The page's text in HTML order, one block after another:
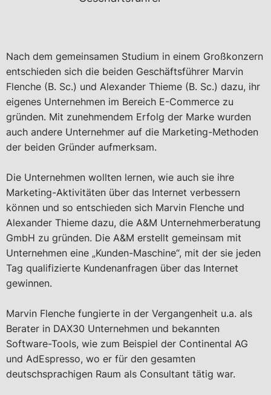
Nach dem gemeinsamen Studium in einem Großkonzern
entschieden sich die beiden Geschäftsführer Marvin
Flenche (B. Sc.) und Alexander Thieme (B. Sc.) dazu, ihr
eigenes Unternehmen im Bereich E-Commerce zu
gründen. Mit zunehmendem Erfolg der Marke wurden
auch andere Unternehmer auf die Marketing-Methoden
der beiden Gründer aufmerksam.
Die Unternehmen wollten lernen, wie auch sie ihre
Marketing-Aktivitäten über das Internet verbessern
können und so entschieden sich Marvin Flenche und
Alexander Thieme dazu, die A&M Unternehmerberatung
GmbH zu gründen. Die A&M erstellt gemeinsam mit
Unternehmen eine „Kunden-Maschine“, mit der sie jeden
Tag qualifizierte Kunden­anfragen über das Internet
gewinnen.
Marvin Flenche fungierte in der Vergangenheit u.a. als
Berater in DAX30 Unternehmen und bekannten
Software-Tools, wie zum Beispiel der Continental AG
und AdEspresso, wo er für den gesamten
deutschsprachigen Raum als Consultant tätig war.